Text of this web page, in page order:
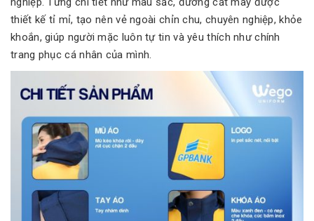
thiết kế tỉ mỉ, tạo nên vẻ ngoài chỉn chu, chuyên nghiệp, khỏe
khoắn, giúp người mặc luôn tự tin và yêu thích như chính
trang phục cá nhân của mình.